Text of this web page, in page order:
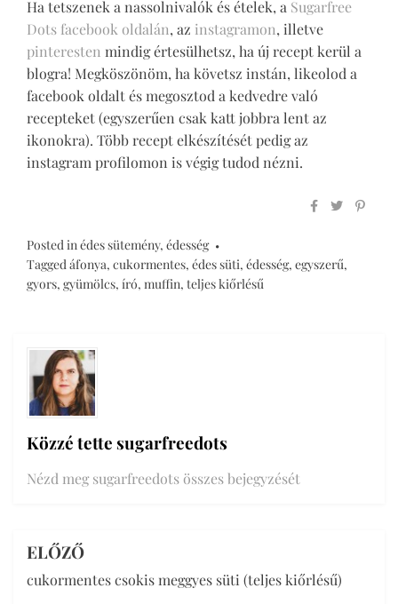
Ha tetszenek a nassolnivalók és ételek, a Sugarfree
Dots facebook oldalán, az instagramon, illetve
pinteresten mindig értesülhetsz, ha új recept kerül a
blogra! Megköszönöm, ha követsz instán, likeolod a
facebook oldalt és megosztod a kedvedre való
recepteket (egyszerűen csak katt jobbra lent az
ikonokra). Több recept elkészítését pedig az
instagram profilomon is végig tudod nézni.
Posted inédes sütemény, édesség
Taggedáfonya, cukormentes, édes süti, édesség, egyszerű,
gyors, gyümölcs, író, muffin, teljes kiőrlésű
Közzé tette sugarfreedots
Nézd meg sugarfreedots összes bejegyzését
Bejegyzés
navigáció
ELŐZŐ
cukormentes csokis meggyes süti (teljes kiőrlésű)